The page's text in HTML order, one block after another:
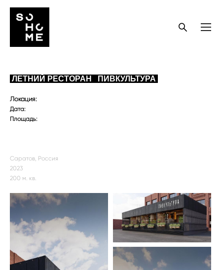
ЛЕТНИЙ РЕСТОРАН ПИВКУЛЬТУРА
Локация:
Дата:
Площадь:
Саратов, Россия
2023
200 м. кв.